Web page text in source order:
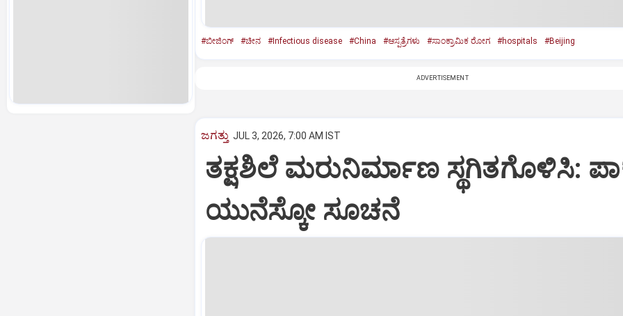
#ಬೀಜಿಂಗ್‌ #ಚೀನ #Infectious disease #China #ಆಸ್ಪತ್ರೆಗಳು #ಸಾಂಕ್ರಾಮಿಕ ರೋಗ #hospitals #Beijing
ADVERTISEMENT
ಜಗತ್ತು JUL 3, 2026, 7:00 AM IST
ತಕ್ಷಶಿಲೆ ಮರುನಿರ್ಮಾಣ ಸ್ಥಗಿತಗೊಳಿಸಿ:
ಯುನೆಸ್ಕೋ ಸೂಚನೆ